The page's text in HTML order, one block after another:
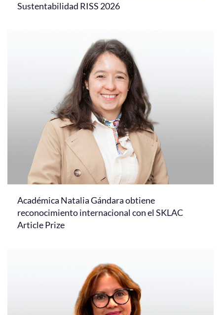
Sustentabilidad RISS 2026
Académica Natalia Gándara obtiene
reconocimiento internacional con el SKLAC
Article Prize